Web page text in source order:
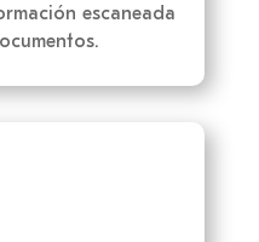
escaneada